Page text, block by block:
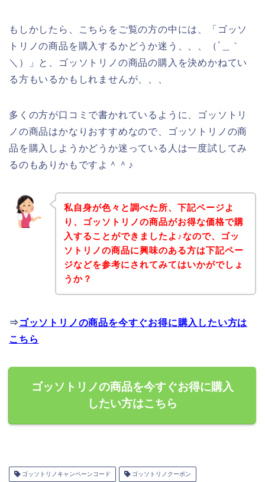
もしかしたら、こちらをご覧の方の中には、「ゴッソ
トリノの商品を購入するかどうか迷う、、、（´＿｀
＼）」と、ゴッソトリノの商品の購入を決めかねてい
る方もいるかもしれませんが、、、
多くの方が口コミで書かれているように、ゴッソトリ
ノの商品はかなりおすすめなので、ゴッソトリノの商
品を購入しようかどうか迷っている人は一度試してみ
るのもありかもですよ＾＾♪
私自身が色々と調べた所、下記ページよ
り、ゴッソトリノの商品がお得な価格で購
入することができましたよ♪なので、ゴッ
ソトリノの商品に興味のある方は下記ペー
ジなどを参考にされてみてはいかがでしょ
うか？
⇒ ゴッソトリノの商品を今すぐお得に購入したい方は
こちら
ゴッソトリノの商品を今すぐお得に購入
したい方はこちら
ゴッソトリノキャンペーンコード ゴッソトリノクーポン